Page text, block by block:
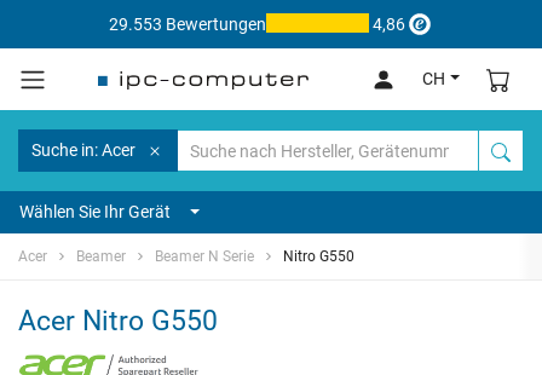
29.553 Bewertungen 4,86
CH
Suche in: Acer
Wählen Sie Ihr Gerät
Acer Beamer Beamer N Serie Nitro G550
Acer Nitro G550